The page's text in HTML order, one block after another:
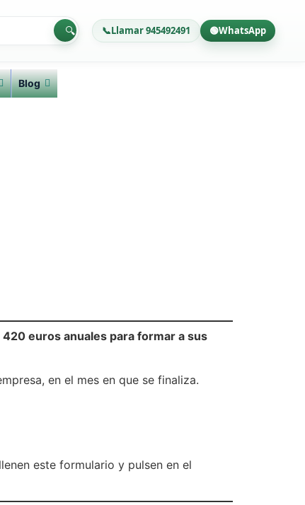
🔍 📞Llamar 945492491 🟢WhatsApp
Blog
euros anuales para formar a sus
en el mes en que se finaliza.
este formulario y pulsen en el